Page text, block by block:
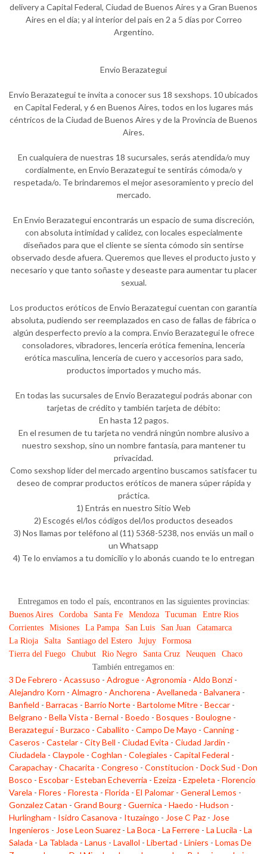
delivery a Capital Federal, Ciudad de Buenos Aires y a Gran Buenos
Aires en el día; y al interior del pais en 2 a 5 días por Correo
Argentino.
Envio Berazategui
Envio Berazategui te invita a conocer sus 18 sexshops. 10 ubicados
en Capital Federal, y 6 en Buenos Aires, todos en los lugares más
céntricos de la Ciudad de Buenos Aires y de la Provincia de Buenos
Aires.
En cualquiera de nuestras 18 sucursales, serás atendida/o muy
cordialmente, en Envio Berazategui te sentirás cómoda/o y
respetada/o. Te brindaremos el mejor asesoramiento y precio del
mercado.
En Envio Berazategui encontrarás un espacio de suma discreción,
con absoluta intimidad y calidez, con locales especialmente
diseñados para que el cliente se sienta cómodo sin sentirse
observado desde afuera. Queremos que lleves el producto justo y
necesario y que tanto soñaste y deseaste para aumentar tu placer
sexual.
Los productos eróticos de Envio Berazategui cuentan con garantía
absoluta, pudiendo ser reemplazados en caso de fallas de fábrica o
algún desperfecto previo a la compra. Envio Berazategui le ofrece
consoladores, vibradores, lencería erótica femenina, lencería
erótica masculina, lencería de cuero y accesorios para sado,
productos importados y mucho más.
En todas las sucursales de Envio Berazategui podrás abonar con
tarjetas de crédito y también tarjeta de débito:
En hasta 12 pagos.
En el resumen de tu tarjeta no vendrá ningún nombre alusivo a
nuestro sexshop, sino un nombre fantasía, para mantener tu
privacidad.
Como sexshop líder del mercado argentino buscamos satisfacer tu
deseo de comprar productos eróticos de manera súper rápida y
práctica.
1) Entrás en nuestro Sitio Web
2) Escogés el/los códigos del/los productos deseados
3) Nos llamas por teléfono al (11) 5368-5238, nos enviás un mail o
un Whatsapp
4) Te lo enviamos a tu domicilio y lo abonás cuando te lo entregan
Entregamos en todo el país, encontranos en las siguientes provincias:
Buenos Aires
Cordoba Santa Fe Mendoza Tucuman
Entre Rios
Corrientes
Misiones La Pampa San Luis San Juan
Catamarca
La Rioja
Salta Santiago del Estero Jujuy
Formosa
Tierra del Fuego
Chubut Rio Negro Santa Cruz Neuquen
Chaco
También entregamos en:
3 De Febrero - Acassuso - Adrogue - Agronomia - Aldo Bonzi -
Alejandro Korn - Almagro - Anchorena - Avellaneda - Balvanera -
Banfield - Barracas - Barrio Norte - Bartolome Mitre - Beccar -
Belgrano - Bella Vista - Bernal - Boedo - Bosques - Boulogne -
Berazategui - Burzaco - Caballito - Campo De Mayo - Canning -
Caseros - Castelar - City Bell - Ciudad Evita - Ciudad Jardin -
Ciudadela - Claypole - Coghlan - Colegiales - Capital Federal -
Carapachay - Chacarita - Congreso - Constitucion - Dock Sud - Don
Bosco - Escobar - Esteban Echeverria - Ezeiza - Ezpeleta - Florencio
Varela - Flores - Floresta - Florida - El Palomar - General Lemos -
Gonzalez Catan - Grand Bourg - Guernica - Haedo - Hudson -
Hurlingham - Isidro Casanova - Ituzaingo - Jose C Paz - Jose
Ingenieros - Jose Leon Suarez - La Boca - La Ferrere - La Lucila - La
Salada - La Tablada - Lanus - Lavallol - Libertad - Liniers - Lomas De